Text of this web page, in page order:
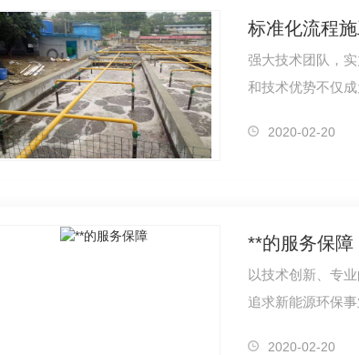
标准化流程
强大技术团队，
和技术优势不仅
2020-02-20
**的服务保障
以技术创新、专
追求新能源环保
2020-02-20